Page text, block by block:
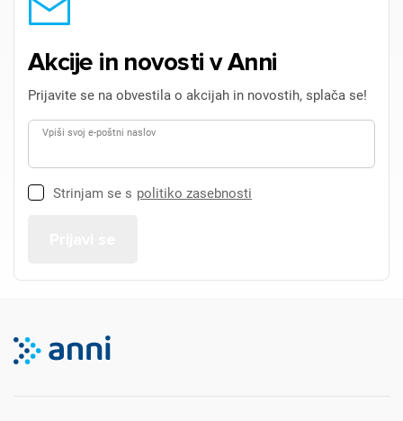
Akcije in novosti v Anni
Prijavite se na obvestila o akcijah in novostih, splača se!
Vpiši svoj e-poštni naslov
Strinjam se s politiko zasebnosti